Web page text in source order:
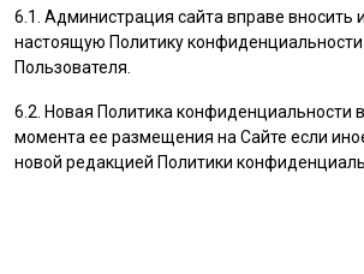
6.1. Администрация сайта вправе вносить
настоящую Политику конфиденциальности
Пользователя
6.2. Новая Политика конфиденциальности
момента ее размещения на Сайте если
новой редакцией Политики